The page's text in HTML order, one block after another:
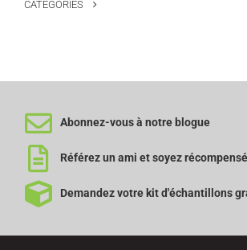
CATÉGORIES
Abonnez-vous à notre blogue
Référez un ami et soyez récompensé
Demandez votre kit d'échantillons